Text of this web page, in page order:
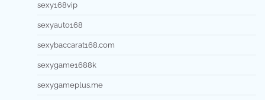
sexy168vip
sexyauto168
sexybaccarat168.com
sexygame1688k
sexygameplus.me